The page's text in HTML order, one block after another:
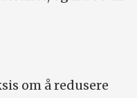
om å redusere